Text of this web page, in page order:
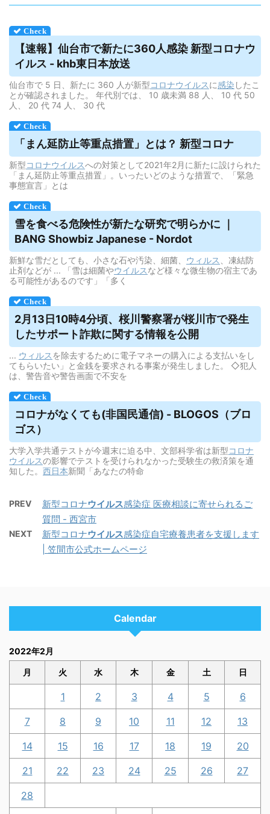
【速報】仙台市で新たに360人感染 新型コロナウ
イルス - khb東日本放送
仙台市で 5 日、新たに 360 人が新型コロナウイルスに感染 したこ
とが確認されました。 年代別では、 10 歳未満 88 人、 10 代 50
人、 20 代 74 人、 30 代
「まん延防止等重点措置」とは？ 新型コロナ
新型コロナウイルスへの対策として2021年2月に新たに設けられた
「まん延防止等重点措置」。いったいどのような措置で、「緊急
事態宣言」とは
雪を食べる危険性が新たな研究で明らかに ｜
BANG Showbiz Japanese - Nordot
新鮮な雪だとしても、小さな石や汚染、細菌、 ウィルス
、凍結防
止剤などが ... 「雪は細菌やウイルスなど様々な微生物の宿主であ
る可能性があるのです」「多く
2月13日10時4分頃、桜川警察署が桜川市で発生
したサポート詐欺に関する情報を公開
... ウィルス を除去するために電子マネーの購入による支払いをし
てもらいたい」と金銭を要求される事案が発生しました。 ◇犯人
は、警告音や警告画面で不安を
コロナがなくても(非国民通信) - BLOGOS（ブロ
ゴス）
大学入学共通テストが今週末に迫る中、文部科学省は新型コロナ
ウイルスの影響でテストを受けられなかった受験生の救済策を通
知した。 西日本新聞「あなたの特命
PREV 新型コロナウイルス感染症 医療相談に寄せられるご
質問 - 西宮市
NEXT 新型コロナウイルス感染症自宅療養患者を支援します
| 笠間市公式ホームページ
Calendar
2022年2月
月 火 水 木 金 土 日
1 2 3 4 5 6
7 8 9 10 11 12 13
14 15 16 17 18 19 20
21 22 23 24 25 26 27
28